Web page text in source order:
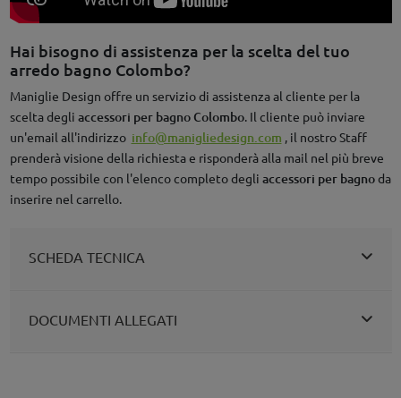
Hai bisogno di assistenza per la scelta del tuo
arredo bagno Colombo?
Maniglie Design offre un servizio di assistenza al cliente per la
scelta degli accessori per bagno Colombo. Il cliente può inviare
un'email all'indirizzo info@manigliedesign.com , il nostro Staff
prenderà visione della richiesta e risponderà alla mail nel più breve
tempo possibile con l'elenco completo degli accessori per bagnoda
inserire nel carrello.
SCHEDA TECNICA
DOCUMENTI ALLEGATI